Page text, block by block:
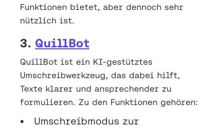
Funktionen bietet, aber dennoch sehr
nützlich ist.
3. QuillBot
QuillBot ist ein KI-gestütztes
Umschreibwerkzeug, das dabei hilft,
Texte klarer und ansprechender zu
formulieren. Zu den Funktionen gehören:
Umschreibmodus zur